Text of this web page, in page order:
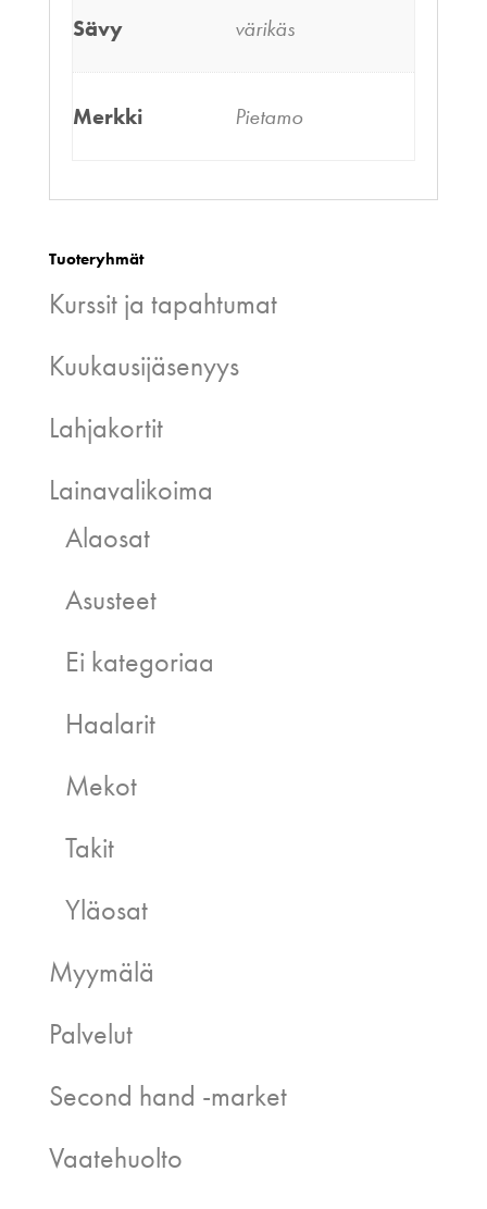
Sävy värikäs
Merkki Pietamo
Tuoteryhmät
Kurssit ja tapahtumat
Kuukausijäsenyys
Lahjakortit
Lainavalikoima
Alaosat
Asusteet
Ei kategoriaa
Haalarit
Mekot
Takit
Yläosat
Myymälä
Palvelut
Second hand -market
Vaatehuolto